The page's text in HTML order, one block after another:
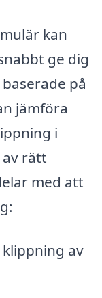
kan
ge dig
på
jämföra
i
rätt
med att
av